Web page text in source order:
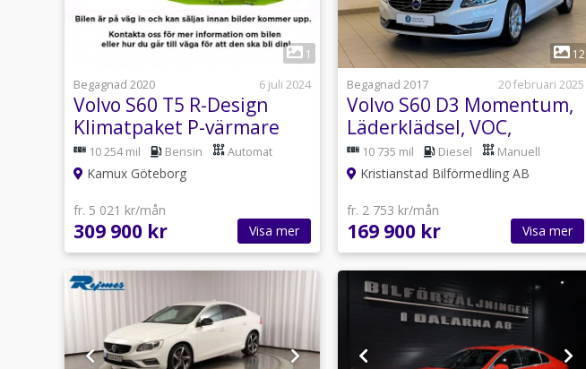
1
Begagnad 2020
6 juli 2024
Volvo S60 T5 R-Design
Klimatpaket P-värmare
250hk
10 254 mil Bensin Automat
Kamux Göteborg
fr. 5 021 kr/mån
309 900 kr Visa mer
12
Begagnad 2017
20 februari 2025
Volvo S60 D3 Momentum,
Läderklädsel, VOC,
Vinterhjul
10 735 mil Diesel Manuell
Kristianstad Bilförmedling AB
fr. 2 753 kr/mån
169 900 kr Visa mer